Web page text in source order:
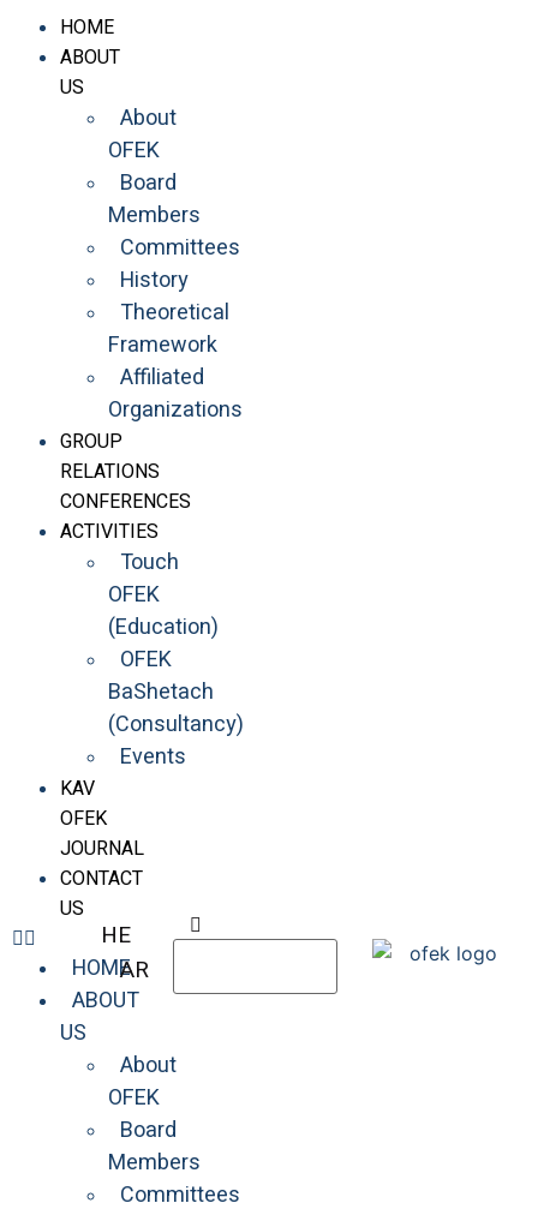
HOME
ABOUT
US
About
OFEK
Board
Members
Committees
History
Theoretical
Framework
Affiliated
Organizations
GROUP
RELATIONS
CONFERENCES
ACTIVITIES
Touch
OFEK
(Education)
OFEK
BaShetach
(Consultancy)
Events
KAV
OFEK
JOURNAL
CONTACT
US
HOME
ABOUT
US
About
OFEK
Board
Members
Committees
HE
AR